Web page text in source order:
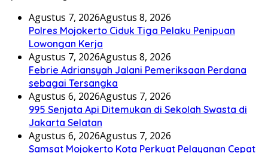
Agustus 7, 2026Agustus 8, 2026
Polres Mojokerto Ciduk Tiga Pelaku Penipuan
Lowongan Kerja
Agustus 7, 2026Agustus 8, 2026
Febrie Adriansyah Jalani Pemeriksaan Perdana
sebagai Tersangka
Agustus 6, 2026Agustus 7, 2026
995 Senjata Api Ditemukan di Sekolah Swasta di
Jakarta Selatan
Agustus 6, 2026Agustus 7, 2026
Samsat Mojokerto Kota Perkuat Pelayanan Cepat